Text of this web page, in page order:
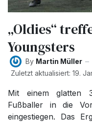
„Oldies“
Youngsters
By Martin Müller
Zuletzt aktualisiert: 19.
Mit einem glatten
Fußballer in die
eingestiegen. Das